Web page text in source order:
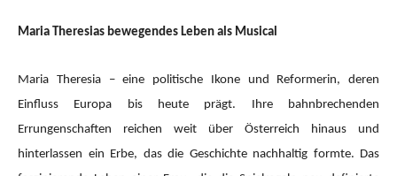
Maria Theresias bewegendes Leben als Musical
Maria Theresia – eine politische Ikone und Reformerin, deren
Einfluss Europa bis heute prägt. Ihre bahnbrechenden
Errungenschaften reichen weit über Österreich hinaus und
hinterlassen ein Erbe, das die Geschichte nachhaltig formte. Das